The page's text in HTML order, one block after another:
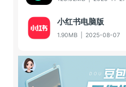
小红书电脑版
1.90MB 2025-08-07